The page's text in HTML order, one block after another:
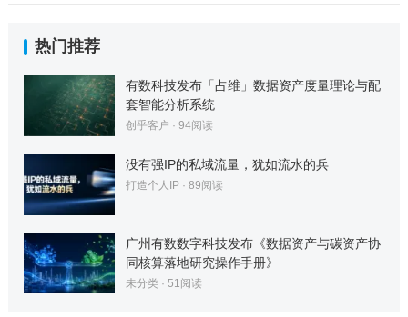
热门推荐
有数科技发布「占维」数据资产度量理论与配
套智能分析系统
创乎客户 · 94阅读
没有强IP的私域流量，犹如流水的兵
打造个人IP· 89阅读
广州有数数字科技发布《数据资产与碳资产协
同核算落地研究操作手册》
未分类· 51 阅读